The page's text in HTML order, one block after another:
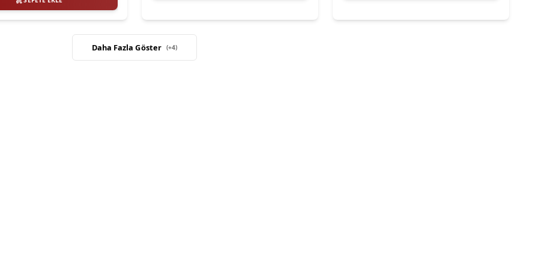
Daha Fazla Göster (+4)